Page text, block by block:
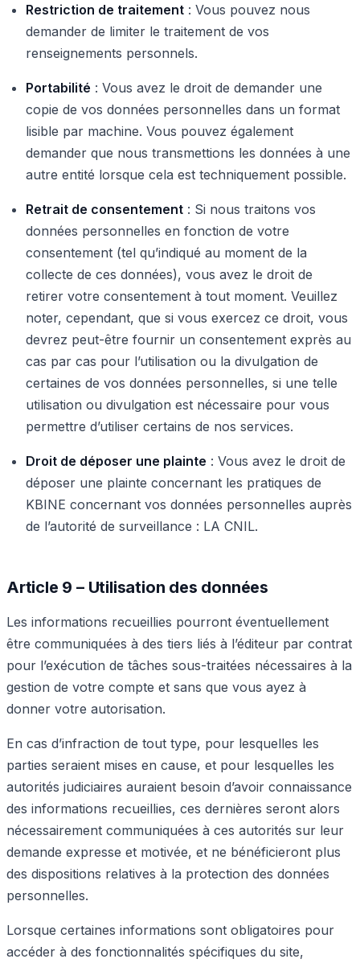
Restriction de traitement : Vous pouvez nous
demander de limiter le traitement de vos
renseignements personnels.
Portabilité : Vous avez le droit de demander une
copie de vos données personnelles dans un format
lisible par machine. Vous pouvez également
demander que nous transmettions les données à une
autre entité lorsque cela est techniquement possible.
Retrait de consentement : Si nous traitons vos
données personnelles en fonction de votre
consentement (tel qu’indiqué au moment de la
collecte de ces données), vous avez le droit de
retirer votre consentement à tout moment. Veuillez
noter, cependant, que si vous exercez ce droit, vous
devrez peut-être fournir un consentement exprès au
cas par cas pour l’utilisation ou la divulgation de
certaines de vos données personnelles, si une telle
utilisation ou divulgation est nécessaire pour vous
permettre d’utiliser certains de nos services.
Droit de déposer une plainte : Vous avez le droit de
déposer une plainte concernant les pratiques de
KBINE concernant vos données personnelles auprès
de l’autorité de surveillance : LA CNIL.
Article 9 – Utilisation des données
Les informations recueillies pourront éventuellement
être communiquées à des tiers liés à l’éditeur par contrat
pour l’exécution de tâches sous-traitées nécessaires à la
gestion de votre compte et sans que vous ayez à
donner votre autorisation.
En cas d’infraction de tout type, pour lesquelles les
parties seraient mises en cause, et pour lesquelles les
autorités judiciaires auraient besoin d’avoir connaissance
des informations recueillies, ces dernières seront alors
nécessairement communiquées à ces autorités sur leur
demande expresse et motivée, et ne bénéficieront plus
des dispositions relatives à la protection des données
personnelles.
Lorsque certaines informations sont obligatoires pour
accéder à des fonctionnalités spécifiques du site,